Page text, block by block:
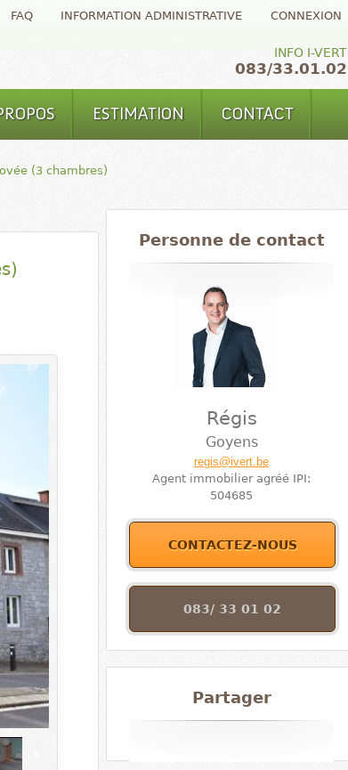
FAQ INFORMATION ADMINISTRATIVE CONNEXION
INFO I-VERT
083/33.01.02
ESTIMATION CONTACT
(3 chambres)
Personne de contact
Régis
Goyens
regis@ivert.be
Agent immobilier agréé IPI:
504685
CONTACTEZ-NOUS
083/ 33 01 02
Partager